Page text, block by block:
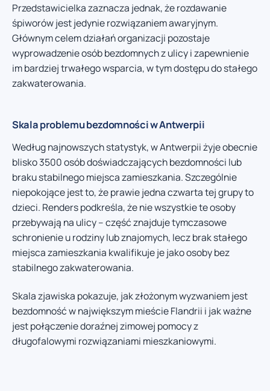
Przedstawicielka zaznacza jednak, że rozdawanie
śpiworów jest jedynie rozwiązaniem awaryjnym.
Głównym celem działań organizacji pozostaje
wyprowadzenie osób bezdomnych z ulicy i zapewnienie
im bardziej trwałego wsparcia, w tym dostępu do stałego
zakwaterowania.
Skala problemu bezdomności w Antwerpii
Według najnowszych statystyk, w Antwerpii żyje obecnie
blisko 3500 osób doświadczających bezdomności lub
braku stabilnego miejsca zamieszkania. Szczególnie
niepokojące jest to, że prawie jedna czwarta tej grupy to
dzieci. Renders podkreśla, że nie wszystkie te osoby
przebywają na ulicy – część znajduje tymczasowe
schronienie u rodziny lub znajomych, lecz brak stałego
miejsca zamieszkania kwalifikuje je jako osoby bez
stabilnego zakwaterowania.
Skala zjawiska pokazuje, jak złożonym wyzwaniem jest
bezdomność w największym mieście Flandrii i jak ważne
jest połączenie doraźnej zimowej pomocy z
długofalowymi rozwiązaniami mieszkaniowymi.